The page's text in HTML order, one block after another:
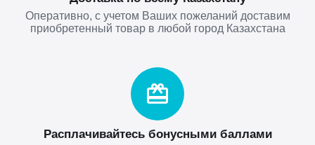
Оперативно, с учетом Ваших пожеланий доставим
приобретенный товар в любой город Казахстана
Расплачивайтесь бонусными баллами